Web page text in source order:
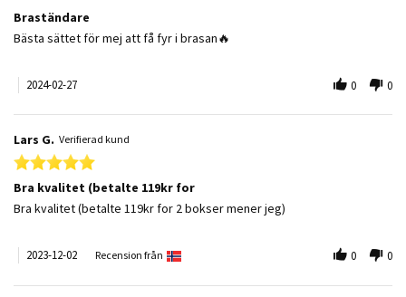
Braständare
Review by Marie-Louise E. on 27 Feb 2024
review stating Braständare
Bästa sättet för mej att få fyr i brasan🔥
2024-02-27 0 0
Lars G. Verifierad kund
5.0 star rating
Bra kvalitet (betalte 119kr for
Review by Lars G. on 2 Dec 2023
review stating Bra kvalitet (betalte 119kr for
Bra kvalitet (betalte 119kr for 2 bokser mener jeg)
2023-12-02 Recension från 0 0